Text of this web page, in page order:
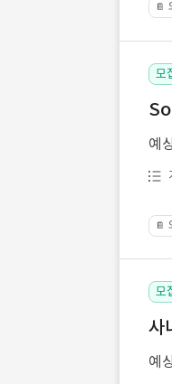
📔
모
예
📔
모
사
예